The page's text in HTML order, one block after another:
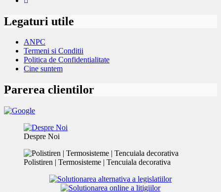
Legaturi utile
ANPC
Termeni si Conditii
Politica de Confidentialitate
Cine suntem
Parerea clientilor
Despre Noi
Polistiren | Termosisteme | Tencuiala decorativa